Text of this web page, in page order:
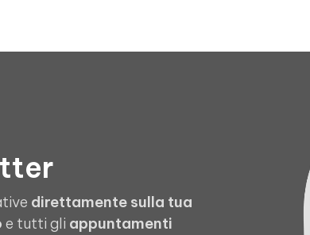
direttamente sulla tua
e tutti gli appuntamenti